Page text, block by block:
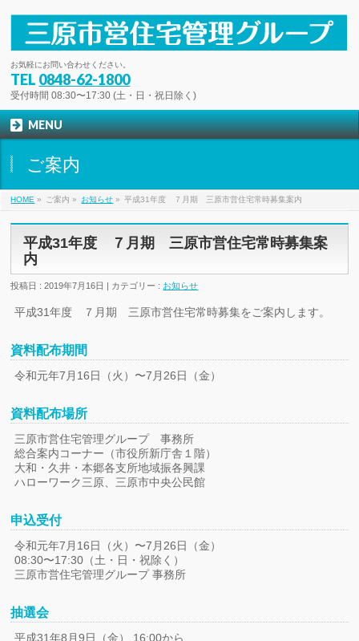
お気軽にお問い合わせください。
TEL 0848-62-1800
受付時間 08:30〜17:30 (土・日・祝日除く)
MENU
ご案内
HOME » ご案内 » お知らせ » 平成31年度 ７月期 三原市営住宅常時募集案内
平成31年度 ７月期 三原市営住宅常時募集案
内
投稿日 : 2019年7月16日 | カテゴリー : お知らせ
平成31年度 ７月期 三原市営住宅常時募集をご案内します。
資料配布期間
令和元年7月16日（火）〜7月26日（金）
資料配布場所
三原市営住宅管理グループ 事務所
総合案内コーナー（市役所新庁舎１階）
大和・久井・本郷各支所地域振各興課
ハローワーク三原、三原市中央公民館
申込受付
令和元年7月16日（火）〜7月26日（金）
08:30〜17:30（土・日・祝除く）
三原市営住宅管理グループ 事務所
抽選会
平成31年8月9日（金） 16:00から